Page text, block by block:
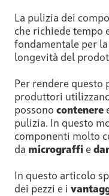
La pulizia dei
che richiede tempo
fondamentale per
longevità del
Per rendere
produttori
possonocontenere
pulizia. In questo
componenti molto
da micrograffi e
In questo articolo
dei pezzi e i